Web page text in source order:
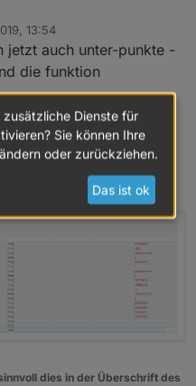
13:54
jetzt auch unter-punkte -
die funktion
dies in der Überschrift des
Dienste für
Sie können Ihre
oder zurückziehen.
Das ist ok